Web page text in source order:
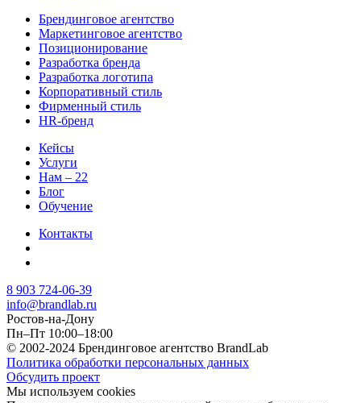
Брендинговое агентство
Маркетинговое агентство
Позиционирование
Разработка бренда
Разработка логотипа
Корпоративный стиль
Фирменный стиль
HR-бренд
Кейсы
Услуги
Нам – 22
Блог
Обучение
Контакты
8 903 724-06-39
info@brandlab.ru
Ростов-на-Дону
Пн–Пт 10:00–18:00
© 2002-2024 Брендинговое агентство BrandLab
Политика обработки персональных данных
Обсудить проект
Мы используем cookies